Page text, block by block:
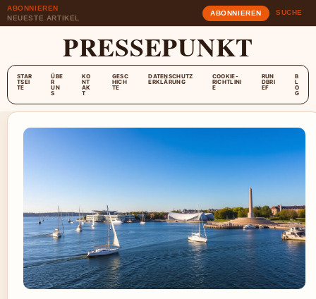
ABONNIEREN
NEUESTE ARTIKEL
ABONNIEREN SUCHE
PRESSEPUNKT
STAR
TSEI
TE
ÜBE
R
UN
S
KO
NT
AK
T
GESC
HICH
TE
DATENSCHUTZ
ERKLÄRUNG
COOKIE-
RICHTLINI
E
RUN
DBRI
EF
B
L
O
G